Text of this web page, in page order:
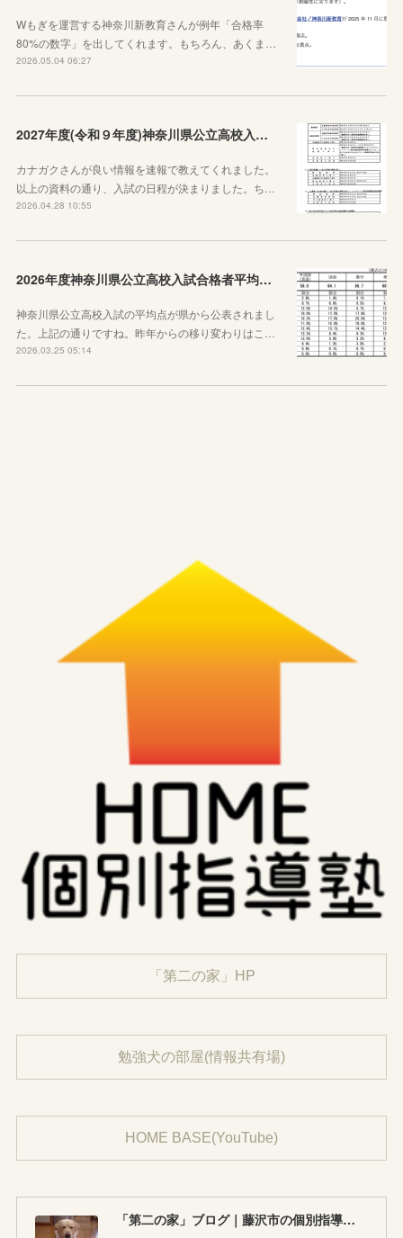
Wもぎを運営する神奈川新教育さんが例年「合格率
80%の数字」を出してくれます。もちろん、あくま…
2026.05.04 06:27
2027年度(令和９年度)神奈川県公立高校入試日程が決定しました！
カナガクさんが良い情報を速報で教えてくれました。
以上の資料の通り、入試の日程が決まりました。ち…
2026.04.28 10:55
2026年度神奈川県公立高校入試合格者平均点が公表されました
神奈川県公立高校入試の平均点が県から公表されまし
た。上記の通りですね。昨年からの移り変わりはこ…
2026.03.25 05:14
「第二の家」HP
勉強犬の部屋(情報共有場)
HOME BASE(YouTube)
「第二の家」ブログ｜藤沢市の個別指導塾のお話